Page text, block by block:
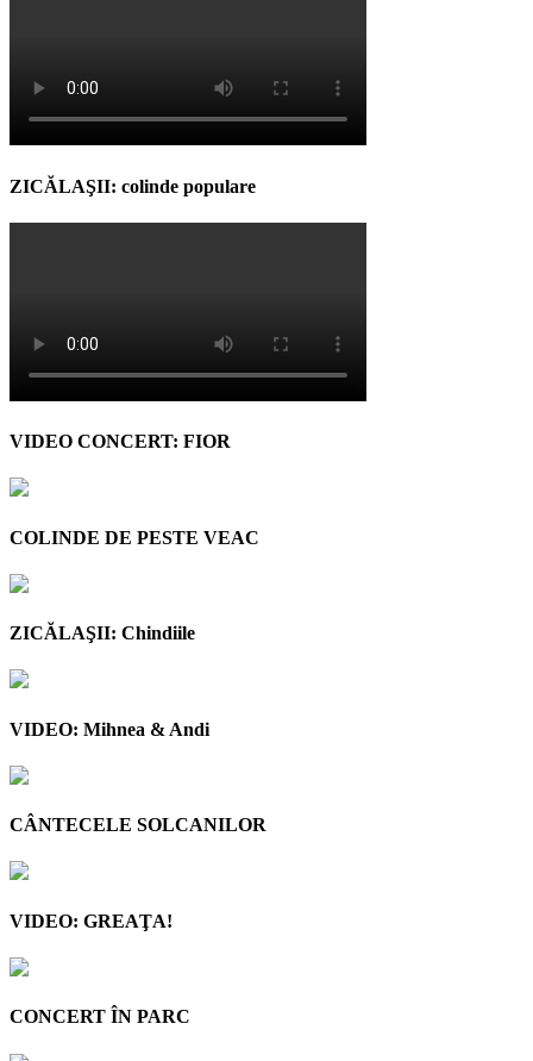
ZICĂLAŞII: colinde populare
VIDEO CONCERT: FIOR
COLINDE DE PESTE VEAC
ZICĂLAŞII: Chindiile
VIDEO: Mihnea & Andi
CÂNTECELE SOLCANILOR
VIDEO: GREAŢA!
CONCERT ÎN PARC